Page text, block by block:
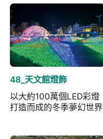
48_天文館燈飾
以大約100萬個LED彩燈
打造而成的冬季夢幻世界